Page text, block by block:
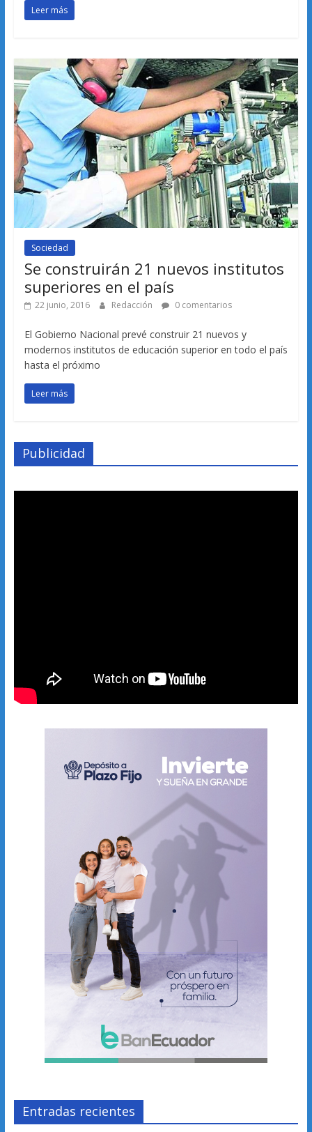
Leer más
Sociedad
Se construirán 21 nuevos institutos
superiores en el país
22 junio, 2016 Redacción 0 comentarios
El Gobierno Nacional prevé construir 21 nuevos y
modernos institutos de educación superior en todo el país
hasta el próximo
Leer más
Publicidad
Entradas recientes